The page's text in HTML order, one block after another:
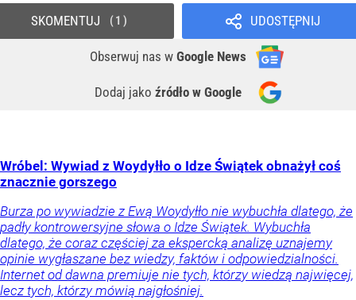
UDOSTĘPNIJ
Obserwuj nas w Google News
Dodaj jako źródło w Google
SKOMENTUJ 1
Wróbel: Wywiad z Woydyłło o Idze Świątek obnażył coś
znacznie gorszego
Burza po wywiadzie z Ewą Woydyłło nie wybuchła dlatego, że
padły kontrowersyjne słowa o Idze Świątek. Wybuchła
dlatego, że coraz częściej za ekspercką analizę uznajemy
opinie wygłaszane bez wiedzy, faktów i odpowiedzialności.
Internet od dawna premiuje nie tych, którzy wiedzą najwięcej,
lecz tych, którzy mówią najgłośniej.